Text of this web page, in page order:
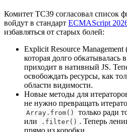
Комитет TC39 согласовал список
войдут в стандарт ECMAScript
избавляться от старых болей:
Explicit Resource Management
которая долго обкатывалась
приходит в нативный JS.
освобождать ресурсы, как
области видимости.
Новые методы для
не нужно превращать
Array.from() только ради
или .filter() . Теперь